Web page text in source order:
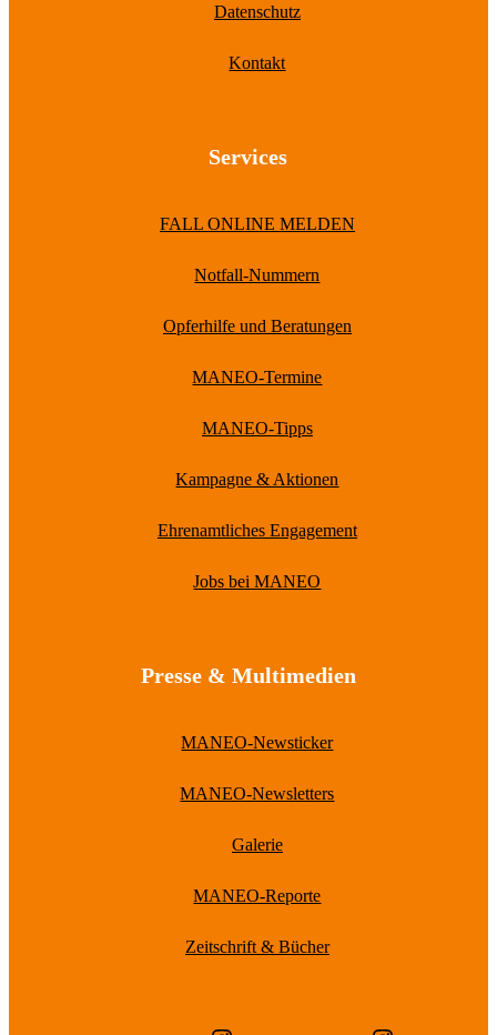
Datenschutz
Kontakt
Services
FALL ONLINE MELDEN
Notfall-Nummern
Opferhilfe und Beratungen
MANEO-Termine
MANEO-Tipps
Kampagne & Aktionen
Ehrenamtliches Engagement
Jobs bei MANEO
Presse & Multimedien
MANEO-Newsticker
MANEO-Newsletters
Galerie
MANEO-Reporte
Zeitschrift & Bücher